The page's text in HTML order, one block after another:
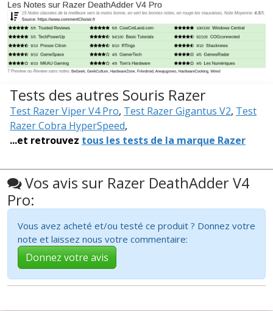
Tests des autres Souris Razer
Test Razer Viper V4 Pro, Test Razer Gigantus V2, Test
Razer Cobra HyperSpeed,
...et retrouvez tous les tests de la marque Razer
Vos avis sur Razer DeathAdder V4
Pro:
Vous avez acheté et/ou testé ce produit ? Donnez votre
note et laissez nous votre commentaire:
Donnez votre avis